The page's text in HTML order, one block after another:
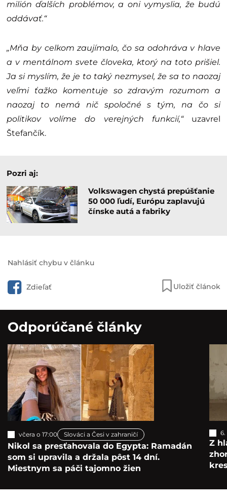
milión ďalších problémov, a oni vymyslia, že budú
oddávať.“
„Mňa by celkom zaujímalo, čo sa odohráva v hlave
a v mentálnom svete človeka, ktorý na toto prišiel.
Ja si myslím, že je to taký nezmysel, že sa to naozaj
veľmi ťažko komentuje so zdravým rozumom a
naozaj to nemá nič spoločné s tým, na čo si
politikov volíme do verejných funkcií,“uzavrel
Štefančík.
Pozri aj:
Volkswagen chystá prepúšťanie
50 000 ľudí, Európu zaplavujú
čínske autá a fabriky
Nahlásiť chybu v článku
Zdieľať Uložiť článok
Odporúčané články
včera o 17:00 Slováci a Česi v zahraničí
Nikol sa presťahovala do Egypta: Ramadán
som si upravila a držala pôst 14 dní.
Miestnym sa páči tajomno žien
Z